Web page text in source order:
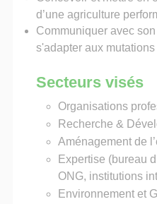
d’une agriculture
Communiquer avec
s'adapter aux
Secteurs visés
Organisations
Recherche &
Aménagement de
Expertise (bureau
ONG, institutions
Environnement et